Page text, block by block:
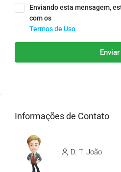
Enviando esta mensagem,
com os
Termos de Uso
Enviar
Informações de Contato
D. T. João